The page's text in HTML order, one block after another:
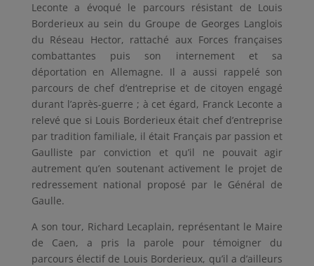
Leconte a évoqué le parcours résistant de Louis
Borderieux au sein du Groupe de Georges Langlois
du Réseau Hector, rattaché aux Forces françaises
combattantes puis son internement et sa
déportation en Allemagne. Il a aussi rappelé son
parcours de chef d’entreprise et de citoyen engagé
durant l’après-guerre ; à cet égard, Franck Leconte a
relevé que si Louis Borderieux était chef d’entreprise
par tradition familiale, il était Français par passion et
Gaulliste par conviction et qu’il ne pouvait agir
autrement qu’en soutenant activement le projet de
redressement national proposé par le Général de
Gaulle.
A son tour, Richard Lecaplain, représentant le Maire
de Caen, a pris la parole pour témoigner du
parcours électif de Louis Borderieux, qu’il a d’ailleurs